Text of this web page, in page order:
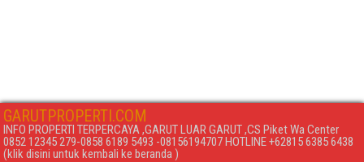
GARUTPROPERTI.COM
INFO PROPERTI TERPERCAYA ,GARUT LUAR GARUT ,CS Piket Wa Center
0852 12345 279-0858 6189 5493 -08156194707 HOTLINE +62815 6385 6438
(klik disini untuk kembali ke beranda )